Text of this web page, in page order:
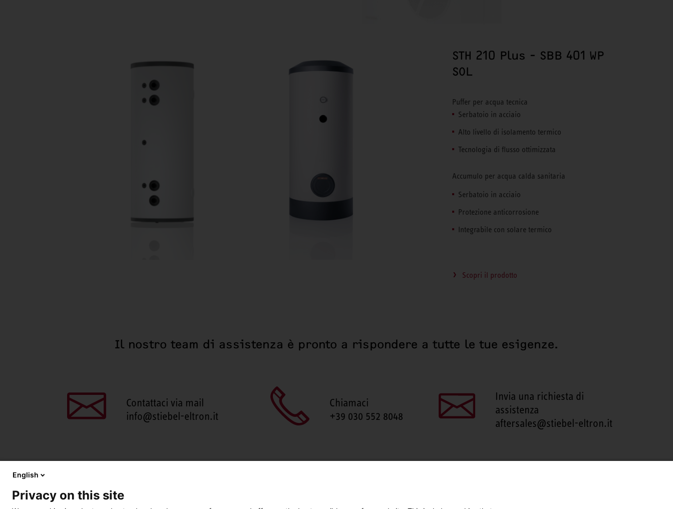
STH 210 Plus - SBB 401 WP
SOL
Puffer per acqua tecnica
Serbatoio in acciaio
Alto livello di isolamento termico
Tecnologia di flusso ottimizzata
Accumulo per acqua calda sanitaria
Serbatoio in acciaio
Protezione anticorrosione
Integrabile con solare termico
Scopri il prodotto
Il nostro team di assistenza è pronto a rispondere a tutte le tue esigenze.
Contattaci via mail
info@stiebel-eltron.it
Chiamaci
+39 030 552 8048
Invia una richiesta di
assistenza
aftersales@stiebel-eltron.it
English
Privacy on this site